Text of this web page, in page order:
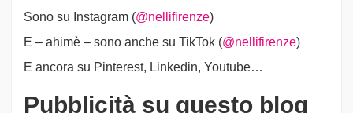
Sono su Instagram (@nellifirenze)
E – ahimè – sono anche su TikTok (@nellifirenze)
E ancora su Pinterest, Linkedin, Youtube…
Pubblicità su questo blog